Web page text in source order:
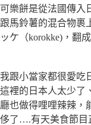
可樂餅是從法國傳入
跟馬鈴薯的混合物裹
ッケ（korokke)，翻
我跟小當家都很愛吃
這裡的日本人太少了
廳也做得哩哩辣辣，
侈了….有天美食節目